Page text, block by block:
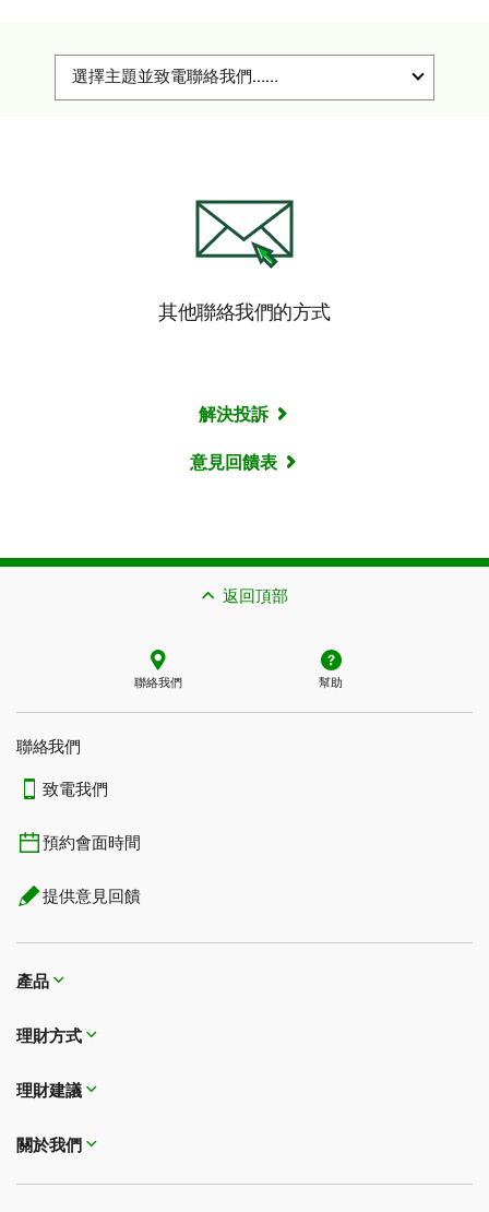
其他聯絡我們的方式
解決投訴
意見回饋表
返回頂部
聯絡我們 幫助
聯絡我們
致電我們
預約會面時間
提供意見回饋
產品
理財方式​​​​​​​
理財建議
關於我們